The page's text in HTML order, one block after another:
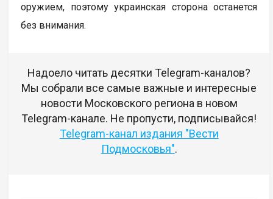
оружием, поэтому украинская сторона останется
без внимания.
Надоело читать десятки Telegram-каналов?
Мы собрали все самые важные и интересные
новости Московского региона в новом
Telegram-канале. Не пропусти, подписывайся!
Telegram-канал издания "Вести
Подмосковья".